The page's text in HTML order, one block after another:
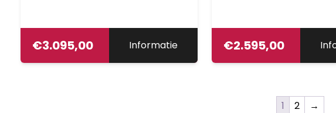
€3.095,00 Informatie €2.595,00
1 2 →